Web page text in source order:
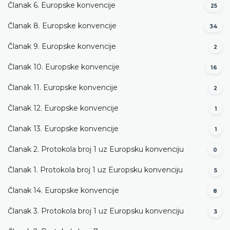
Članak 6. Europske konvencije 25
Članak 8. Europske konvencije 34
Članak 9. Europske konvencije 2
Članak 10. Europske konvencije 16
Članak 11. Europske konvencije 2
Članak 12. Europske konvencije 1
Članak 13. Europske konvencije 1
Članak 2. Protokola broj 1 uz Europsku konvenciju 0
Članak 1. Protokola broj 1 uz Europsku konvenciju 5
Članak 14. Europske konvencije 8
Članak 3. Protokola broj 1 uz Europsku konvenciju 3